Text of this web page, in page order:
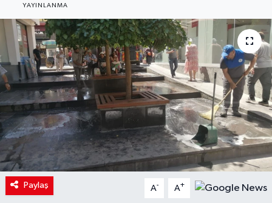
YAYINLANMA
Paylaş A- A+